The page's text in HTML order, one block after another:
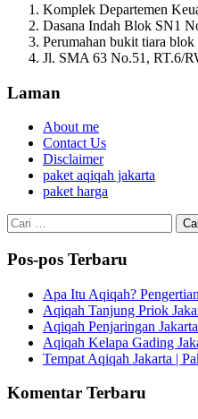
Komplek Departemen
Dasana Indah Blok SN1
Perumahan bukit tiara
Jl. SMA 63 No.51, RT.6/
Laman
About me
Contact Us
Disclaimer
paket aqiqah jakarta
paket harga
Cari
untuk:
Pos-pos Terbaru
Apa Itu Aqiqah?
Aqiqah Tanjung Priok
Aqiqah Penjaringan
Aqiqah Kelapa Gading
Tempat Aqiqah Jakarta |
Komentar Terbaru